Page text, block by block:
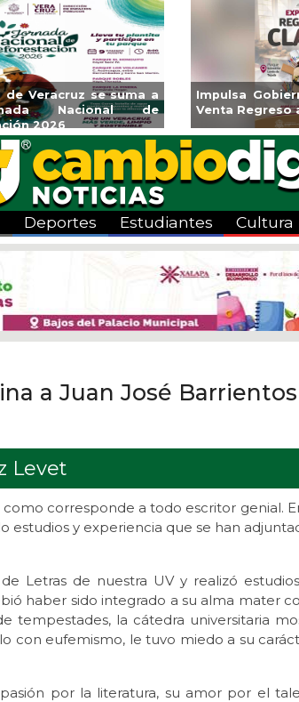
de Veracruz se suma a
Nacional de
2026
Impulsa
Venta Regreso
Deportes Estudiantes Cultura
a Juan José Barrientos
Levet
corresponde a todo escritor genial.
estudios y experiencia que se han
de nuestra UV y realizó
haber sido integrado a su alma mater
tempestades, la cátedra universitaria
con eufemismo, le tuvo miedo a su
por la literatura, su amor por el